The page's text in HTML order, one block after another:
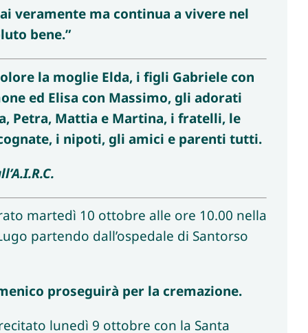
veramente ma continua a vivere nel
bene.”
la moglie Elda, i figli Gabriele con
ed Elisa con Massimo, gli adorati
Petra, Mattia e Martina, i fratelli, le
i nipoti, gli amici e parenti tutti.
martedì 10 ottobre alle ore 10.00 nella
partendo dall’ospedale di Santorso
proseguirà per la cremazione.
lunedì 9 ottobre con la Santa